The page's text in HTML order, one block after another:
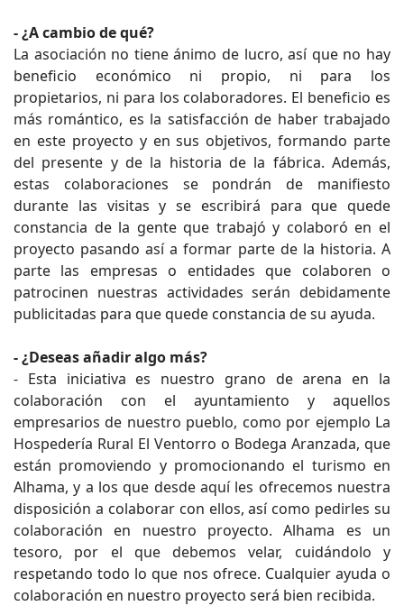
- ¿A cambio de qué?
La asociación no tiene ánimo de lucro, así que no hay
beneficio económico ni propio, ni para los
propietarios, ni para los colaboradores. El beneficio es
más romántico, es la satisfacción de haber trabajado
en este proyecto y en sus objetivos, formando parte
del presente y de la historia de la fábrica. Además,
estas colaboraciones se pondrán de manifiesto
durante las visitas y se escribirá para que quede
constancia de la gente que trabajó y colaboró en el
proyecto pasando así a formar parte de la historia. A
parte las empresas o entidades que colaboren o
patrocinen nuestras actividades serán debidamente
publicitadas para que quede constancia de su ayuda.
- ¿Deseas añadir algo más?
- Esta iniciativa es nuestro grano de arena en la
colaboración con el ayuntamiento y aquellos
empresarios de nuestro pueblo, como por ejemplo La
Hospedería Rural El Ventorro o Bodega Aranzada, que
están promoviendo y promocionando el turismo en
Alhama, y a los que desde aquí les ofrecemos nuestra
disposición a colaborar con ellos, así como pedirles su
colaboración en nuestro proyecto. Alhama es un
tesoro, por el que debemos velar, cuidándolo y
respetando todo lo que nos ofrece. Cualquier ayuda o
colaboración en nuestro proyecto será bien recibida.